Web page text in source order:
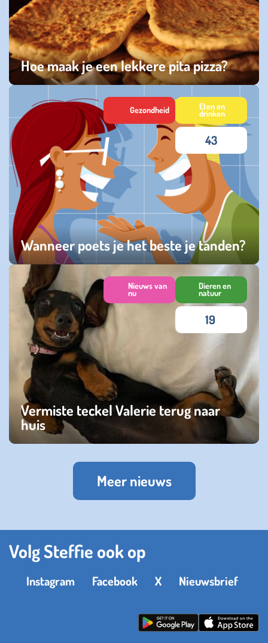
Hoe maak je een lekkere pita pizza?
dinsdag 26 augustus 2025
Wanneer poets je het beste je tanden?
zondag 20 juli 2025
Gezondheid Eten en
drinken
43
Vermiste teckel Valerie terug naar
huis
Nieuws van
nu
Dieren en
natuur
19
Meer nieuws
Volg Steffie ook op
Instagram Facebook X Nieuwsbrief